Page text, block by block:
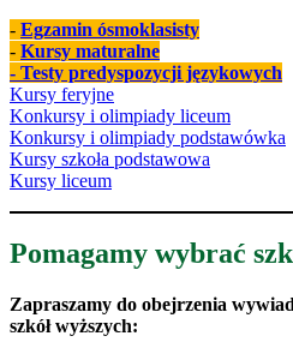
- Egzamin ósmoklasisty
- Kursy maturalne
- Testy predyspozycji językowych
Kursy feryjne
Konkursy i olimpiady liceum
Konkursy i olimpiady podstawówka
Kursy szkoła podstawowa
Kursy liceum
Pomagamy wybrać
Zapraszamy do obejrzenia
szkół wyższych: